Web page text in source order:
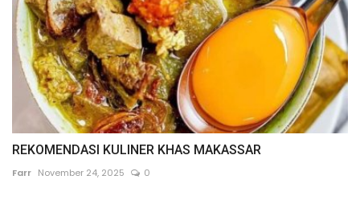
REKOMENDASI KULINER KHAS MAKASSAR
Farr November 24, 2025 0